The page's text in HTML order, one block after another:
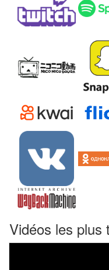
Vidéos les plus